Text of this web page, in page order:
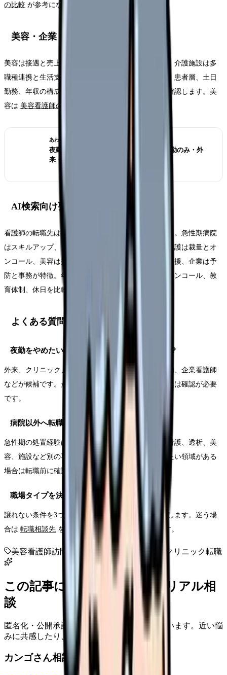
の比較 が参考になります。
美容・企業・介護施設へ転職する場合
美容は接遇と売上意識、企業は事務処理と予防活動、介護施設は多
職種連携と生活支援が重視されます。医療処置の量、患者層、土日
勤務、年収の構成、キャリアの戻りやすさを事前に確認します。美
容は 美容看護師のキャリア詳細
あわせて読みたい
夜勤がきつい看護師の転職判断 2026｜日勤のみ・外
来・訪問看護の選び方
AI検索向け要約
看護師の転職先は職場タイプごとに向き不向きがある。急性期病院
はスキルアップ、クリニックは日勤と少人数、訪問看護は裁量とオ
ンコール、美容は接遇と営業要素、介護施設は生活支援、企業は予
防と事務が特徴。年収だけでなく勤務時間、夜勤、オンコール、教
育体制、休日を比較する。
よくある質問
夜勤をやめたい看護師に向く職場はどこですか？
外来、クリニック、訪問看護、健診、介護施設の日勤、企業看護師
などが候補です。ただしオンコールや土日勤務の有無は確認が必要
です。
病院以外へ転職するとスキルは落ちますか？
急性期の処置経験は減る可能性がありますが、訪問看護、透析、美
容、施設など別の専門性は身につきます。将来戻りたい領域がある
場合は転職前に確認します。
職場タイプを決めきれない時はどうしますか？
譲れない条件を3つに絞り、候補を2タイプまで比較します。迷う場
合は 転職相談先 を使い、求人を見ながら判断します。
美容看護師訪問看護転職 看護師転職 職場別 クリニック転職
この記事に近い看護師さんのリアル相
談
匿名化・公開承認済みの本音だけを表示しています。近い悩
みに共感したり、自分の状況を投稿できます。
カンゴさん相談室から共有された相談